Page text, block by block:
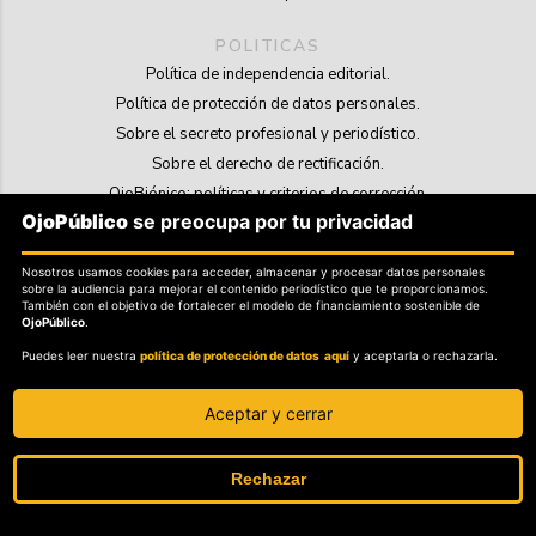
POLITICAS
Política de independencia editorial.
Política de protección de datos personales.
Sobre el secreto profesional y periodístico.
Sobre el derecho de rectificación.
OjoBiónico: políticas y criterios de corrección.
Sobre libertad de información frente a pedidos de retiro de contenidos.
SOSTENIBILIDAD
La Tienda de OjoPúblico.
OjoLab.
OjoPúblico se preocupa por tu privacidad
Nosotros usamos cookies para acceder, almacenar y procesar datos personales
sobre la audiencia para mejorar el contenido periodístico que te proporcionamos.
También con el objetivo de fortalecer el modelo de financiamiento sostenible de
OjoPúblico.
Puedes leer nuestrapolítica de protección de datos aquí y aceptarla o rechazarla.
Aceptar y cerrar
Rechazar